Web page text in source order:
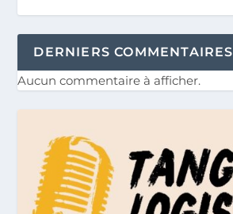
DERNIERS COMMENTAIRES
Aucun commentaire à afficher.